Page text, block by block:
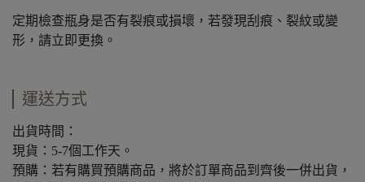
定期檢查瓶身是否有裂痕或損壞，若發現刮痕、裂紋或變
形，請立即更換。
運送方式
出貨時間：
現貨：5-7個工作天。
預購：若有購買預購商品，將於訂單商品到齊後一併出貨，